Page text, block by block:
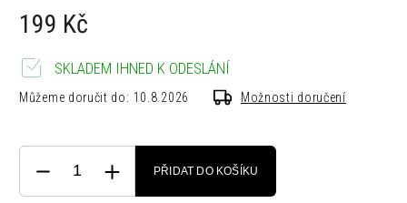
199 Kč
SKLADEM IHNED K ODESLÁNÍ
Můžeme doručit do: 10.8.2026 Možnosti doručení
PŘIDAT DO KOŠÍKU